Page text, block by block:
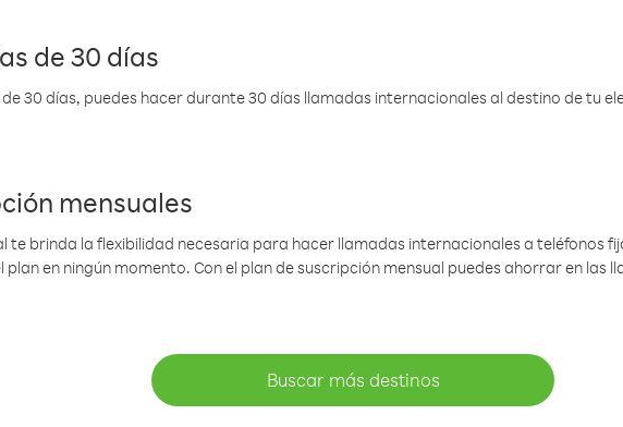
de 30 días
30 días, puedes hacer durante 30 días llamadas internacionales al destino de tu
mensuales
te brinda la flexibilidad necesaria para hacer llamadas internacionales a teléfonos
plan en ningún momento. Con el plan de suscripción mensual puedes ahorrar en las
Buscar más destinos